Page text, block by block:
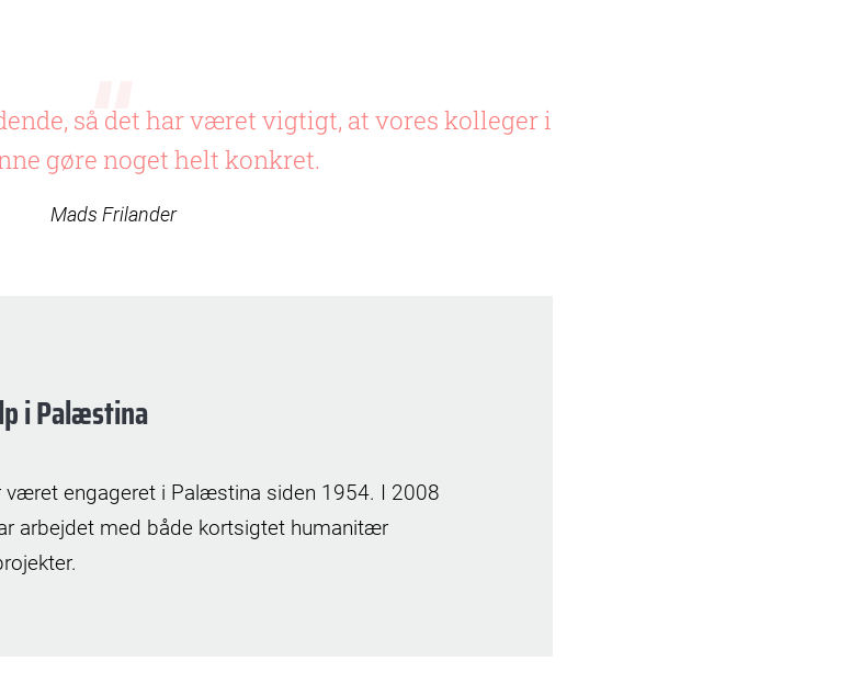
så det har været vigtigt, at vores kolleger i
gøre noget helt konkret.
Mads Frilander
i Palæstina
været engageret i Palæstina siden 1954. I 2008
arbejdet med både kortsigtet humanitær